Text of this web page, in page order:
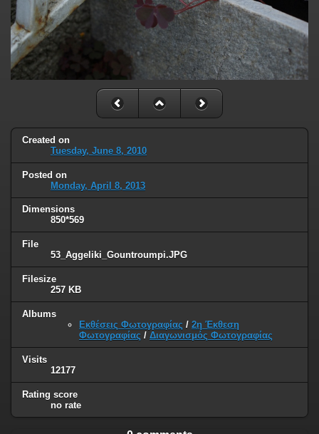
Created on
Tuesday, June 8, 2010
Posted on
Monday, April 8, 2013
Dimensions
850*569
File
53_Aggeliki_Gountroumpi.JPG
Filesize
257 KB
Albums
Εκθέσεις Φωτογραφίας / 2η Έκθεση
Φωτογραφίας / Διαγωνισμός Φωτογραφίας
Visits
12177
Rating score
no rate